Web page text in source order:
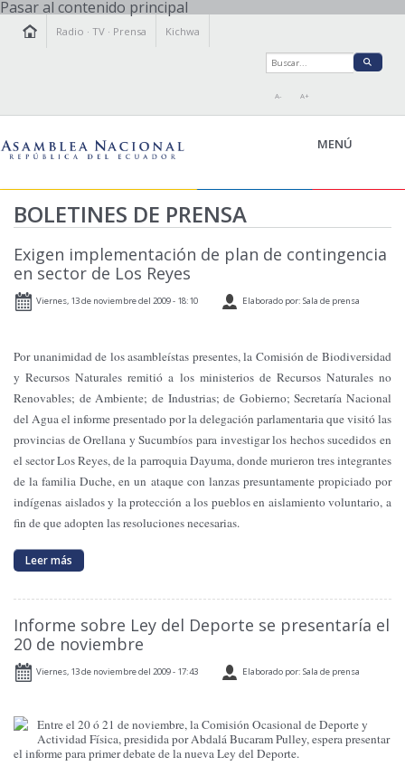
Pasar al contenido principal
Radio ·TV · Prensa Kichwa
A- A+
MENÚ
LEGISLAMOS
FISCALIZAMOS
TRANSPARENCIA
PARTICIPACIÓN
RELACIONES INTERNACIONALES
AGENDA
BOLETINES DE PRENSA
Exigen implementación de plan de contingencia
en sector de Los Reyes
Viernes, 13 de noviembre del 2009 - 18:10 Elaborado por: Sala de prensa
Por unanimidad de los asambleístas presentes, la Comisión de Biodiversidad
y Recursos Naturales remitió a los ministerios de Recursos Naturales no
Renovables; de Ambiente; de Industrias; de Gobierno; Secretaría Nacional
del Agua el informe presentado por la delegación parlamentaria que visitó las
provincias de Orellana y Sucumbíos para investigar los hechos sucedidos en
el sector Los Reyes, de la parroquia Dayuma, donde murieron tres integrantes
de la familia Duche, en un ataque con lanzas presuntamente propiciado por
indígenas aislados y la protección a los pueblos en aislamiento voluntario, a
fin de que adopten las resoluciones necesarias.
Leer más
Informe sobre Ley del Deporte se presentaría el
20 de noviembre
Viernes, 13 de noviembre del 2009 - 17:43 Elaborado por: Sala de prensa
Entre el 20 ó 21 de noviembre, la Comisión Ocasional de Deporte y
Actividad Física, presidida por Abdalá Bucaram Pulley, espera presentar
el informe para primer debate de la nueva Ley del Deporte.